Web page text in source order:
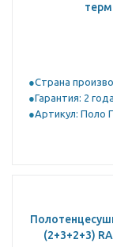
Страна
Гарантия: 2 года
Артикул: Поло
(2+3+2+3)